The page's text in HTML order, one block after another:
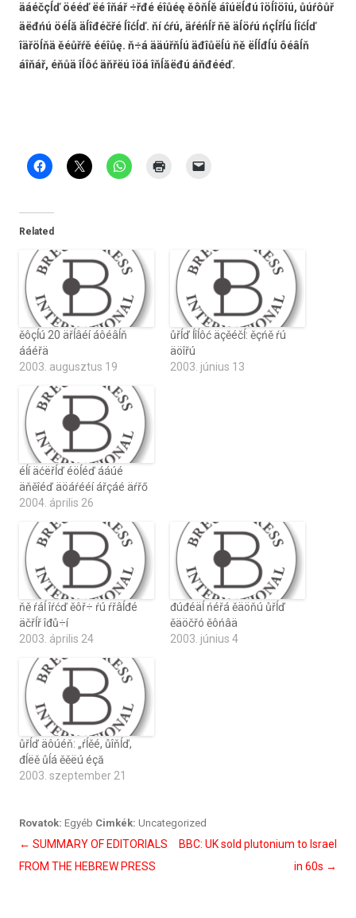
äáéčçĺď öééď ëé îňář ÷řđé éîůéę ěôňĺě áîúëĺđú îöĺîöîú, ůúŕôůř
äëđńú öéĺă äĺîđéčřé ĺîćĺď. ňí ćŕú, äŕéńĺř ňě äĺöŕú ńçĺřĺú ĺîćĺď
îäřöĺňä ěéůřŕě ééîůę. ň÷á ääúřňĺú äđîůëĺú ňě ëĺĺđĺú ôéâĺň
áîňář, éňůä îĺôć äňřëú îöá îňĺăëđú áňđééď.
Related
ěôçĺú 20 äřĺâéí áôéâĺň
ááéřä
2003. augusztus 19
ůřĺď ĺîĺôć äçěéčĺ: ěçńě ŕú
äöîřú
2003. június 13
éĺí äćëřĺď éöĺéď ááúé
äňěîéď äöáŕééí ářçáé äŕřő
2004. április 26
ňě ŕáĺ îŕćď ěôř÷ ŕú ŕřâĺđé
äčřĺř îđů÷í
2003. április 24
đúđéäĺ ńéřá ěäöňú ůřĺď
ěäöčřó ěôńâä
2003. június 4
ůřĺď äôúéň: „ŕĺěé, ůîňĺď,
đĺëě ůĺá ěěëú éçă
2003. szeptember 21
Rovatok: Egyéb Cimkék: Uncategorized
Bejegyzés
navigáció
← SUMMARY OF EDITORIALS
FROM THE HEBREW PRESS
BBC: UK sold plutonium to Israel
in 60s →